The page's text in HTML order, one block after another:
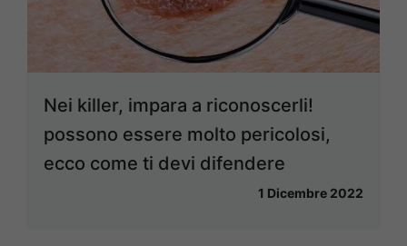
Nei killer, impara a riconoscerli!
possono essere molto pericolosi,
ecco come ti devi difendere
1 Dicembre 2022